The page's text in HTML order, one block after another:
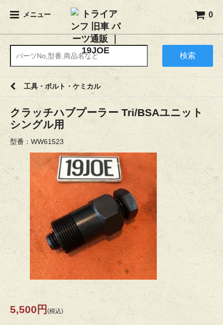
メニュー 0
検索
工具・ボルト・ケミカル
クラッチハブプーラー Tri/BSAユニット
シングル用
型番：WW61523
5,500円 (税込)